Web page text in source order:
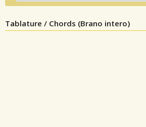
Tablature / Chords (Brano intero)